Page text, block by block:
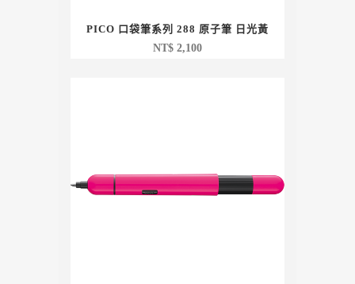
PICO 口袋筆系列 288 原子筆 日光黃
NT$ 2,100